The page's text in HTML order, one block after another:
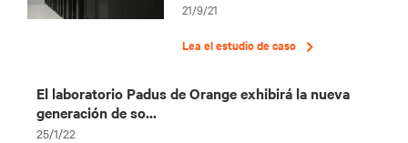
21/9/21
Lea el estudio de caso
El laboratorio Padus de Orange exhibirá la nueva
generación de so...
25/1/22